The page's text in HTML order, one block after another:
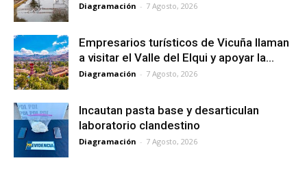
Diagramación - 7 Agosto, 2026
Empresarios turísticos de Vicuña llaman
a visitar el Valle del Elqui y apoyar la...
Diagramación - 7 Agosto, 2026
Incautan pasta base y desarticulan
laboratorio clandestino
Diagramación - 7 Agosto, 2026